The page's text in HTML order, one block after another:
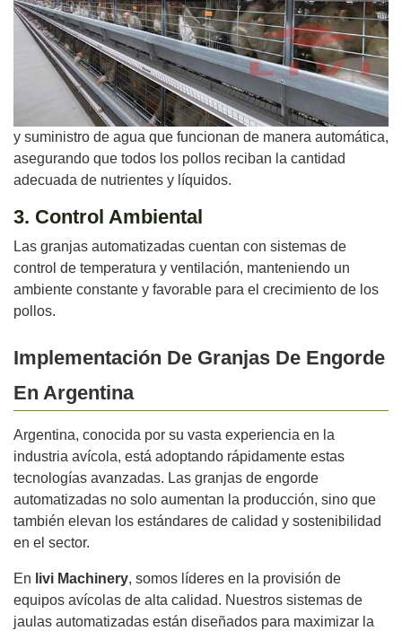
y suministro de agua que funcionan de manera automática,
asegurando que todos los pollos reciban la cantidad
adecuada de nutrientes y líquidos.
3. Control Ambiental
Las granjas automatizadas cuentan con sistemas de
control de temperatura y ventilación, manteniendo un
ambiente constante y favorable para el crecimiento de los
pollos.
Implementación De Granjas De Engorde
En Argentina
Argentina, conocida por su vasta experiencia en la
industria avícola, está adoptando rápidamente estas
tecnologías avanzadas. Las granjas de engorde
automatizadas no solo aumentan la producción, sino que
también elevan los estándares de calidad y sostenibilidad
en el sector.
En livi Machinery, somos líderes en la provisión de
equipos avícolas de alta calidad. Nuestros sistemas de
jaulas automatizadas están diseñados para maximizar la